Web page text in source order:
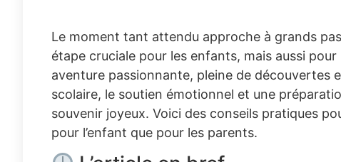
Le moment tant attendu approche à grands
étape cruciale pour les enfants, mais aussi
aventure passionnante, pleine de découvertes
scolaire, le soutien émotionnel et une
souvenir joyeux. Voici des conseils pratiques
pour l’enfant que pour les parents.